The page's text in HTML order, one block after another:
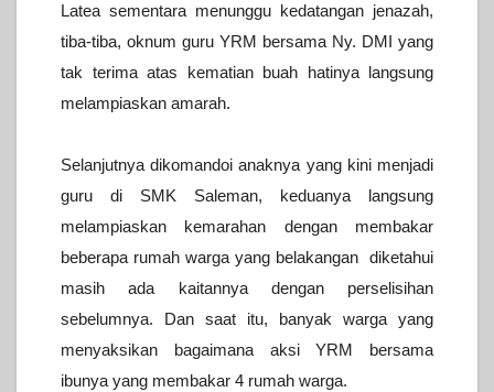
Latea sementara menunggu kedatangan jenazah,
tiba-tiba, oknum guru YRM bersama Ny. DMI yang
tak terima atas kematian buah hatinya langsung
melampiaskan amarah.
Selanjutnya dikomandoi anaknya yang kini menjadi
guru di SMK Saleman, keduanya langsung
melampiaskan kemarahan dengan membakar
beberapa rumah warga yang belakangan diketahui
masih ada kaitannya dengan perselisihan
sebelumnya. Dan saat itu, banyak warga yang
menyaksikan bagaimana aksi YRM bersama
ibunya yang membakar 4 rumah warga.